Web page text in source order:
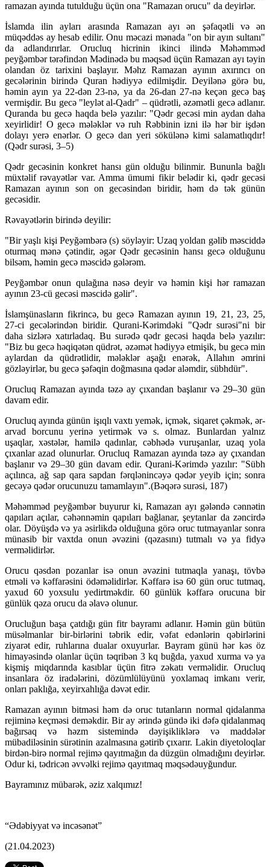
ramazan ayında tutulduğu üçün ona "Ramazan orucu" da deyirlər.
İslamda ilin ayları arasında Ramazan ayı ən şəfaqətli və ən
müqəddəs ay hesab edilir. Onu məcazi mənada "on bir ayın sultanı"
da adlandırırlar. Orucluq hicrinin ikinci ilində Məhəmməd
peyğəmbər tərəfindən Mədinədə bu məqsəd üçün Ramazan ayı təyin
olandan öz tarixini başlayır. Məhz Ramazan ayının axırıncı on
gecələrinin birində Quran hədiyyə edilmişdir. Deyilənə görə bu,
həmin ayın ya 22-dən 23-nə, ya da 26-dan 27-nə keçən gecə baş
vermişdir. Bu gecə "leylət al-Qadr" – qüdrətli, əzəmətli gecə adlanır.
Quranda bu gecə haqda belə yazılır: "Qədr gecəsi min aydan daha
xeyirlidir! O gecə mələklər və ruh Rəbbinin izni ilə hər bir işdən
dolayı yerə enərlər. O gecə dan yeri sökülənə kimi salamatlıqdır!
(Qədr surəsi, 3–5)
Qədr gecəsinin konkret hansı gün olduğu bilinmir. Bununla bağlı
müxtəlif rəvayətlər var. Amma ümumi fikir belədir ki, qədr gecəsi
Ramazan ayının son on gecəsindən biridir, həm də tək günün
gecəsidir.
Rəvayətlərin birində deyilir:
"Bir yaşlı kişi Peyğəmbərə (s) söyləyir: Uzaq yoldan gəlib məsciddə
oturmaq mənə çətindir, əgər Qədr gecəsinin hansı gecə olduğunu
bilsəm, həmin gecə məscidə gələrəm.
Peyğəmbər onun qulağına nəsə deyir və həmin kişi hər ramazan
ayının 23-cü gecəsi məscidə gəlir".
İslamşünasların fikrincə, bu gecə Ramazan ayının 19, 21, 23, 25,
27-ci gecələrindən biridir. Qurani-Kərimdəki "Qədr surəsi"ni bir
daha sizlərə xatırladaq. Bu surədə qədr gecəsi haqda belə yazılır:
"Biz bu gecə həqiqətən qüdrət, əzəmət hədiyyə etmişik, bu gecə min
aylardan da qüdrətlidir, mələklər aşağı enərək, Allahın əmrini
gözləyirlər, bu gecə şəfəqin doğmasına qədər aləmdir, sübhdür".
Orucluq Ramazan ayında təzə ay çıxandan başlanır və 29–30 gün
davam edir.
Orucluq ayında günün işıqlı vaxtı yemək, içmək, siqaret çəkmək, ər-
arvad borcunu yerinə yetirmək və s. olmaz. Bunlardan yalnız
uşaqlar, xəstələr, hamilə qadınlar, cəbhədə vuruşanlar, uzaq yola
çıxanlar azad olunurlar. Orucluq Ramazan ayında təzə ay çıxandan
başlanır və 29–30 gün davam edir. Qurani-Kərimdə yazılır: "Sübh
açılınca, ağ sap qara sapdan fərqlənincəyə qədər yeyib için; sonra
gecəyə qədər orucunuzu tamamlayın".(Bəqərə surəsi, 187)
Məhəmməd peyğəmbər buyurur ki, Ramazan ayı gələndə cənnətin
qapıları açılar, cəhənnəmin qapıları bağlanar, şeytanlar da zəncirdə
olar. Döyüşdə və ya əsirlikdə olduğuna görə oruc tutmayanlar sonra
münasib bir vaxtda onun əvəzini (qəzasını) tutmalı və ya fidyə
verməlidirlər.
Orucu qəsdən pozanlar isə onun əvəzini tutmaqla yanaşı, tövbə
etməli və kəffarəsini ödəməlidirlər. Kəffarə isə 60 gün oruc tutmaq,
yaxud 60 yoxsulu yedirtməkdir. 60 günlük kəffarə orucuna bir
günlük qəza orucu da əlavə olunur.
Orucluğun başa çatdığı gün fitr bayramı adlanır. Həmin gün bütün
müsəlmanlar bir-birlərini təbrik edir, vəfat edənlərin qəbirlərini
ziyarət edir, ruhlarına dualar oxuyurlar. Bayram günü hər kəs öz
himayəsində olanlar üçün təqribən 3 kq buğda, yaxud xurma və ya
kişmiş miqdarında kasıblar üçün fitrə zəkatı verməlidir. Orucluq
insanlara öz iradələrini, dözümlülüyünü yoxlamaq imkanı verir,
onları paklığa, xeyirxahlığa dəvət edir.
Ramazan ayının bitməsi həm də oruc tutanların normal qidalanma
rejiminə keçməsi deməkdir. Bir ay ərində gündə iki dəfə qidalanmaq
bağırsaq və həzm sistemində dəyişikliklərə və maddələr
mübadiləsinin sürətinin azalmasına gətirib çıxarır. Lakin diyetoloqlar
birdən-birə normal rejimə qayıtmağın da düzgün olmadığını deyirlər.
Odur ki, tədricən əvvəlki rejimə qayıtmaq məqsədəuyğundur.
Bayramınız mübarək, əziz xalqımız!
“Ədəbiyyat və incəsənət”
(21.04.2023)